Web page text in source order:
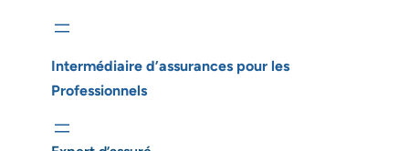
Intermédiaire d’assurances pour les
Professionnels